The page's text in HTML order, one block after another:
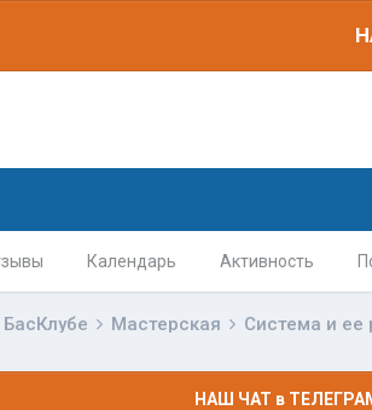
Календарь Активность
Мастерская Система и ее
НАШ ЧАТ в